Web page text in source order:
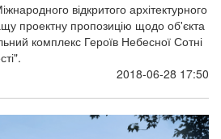
відкритого архітектурного
проектну пропозицію щодо об'єкта
комплекс Героїв Небесної Сотні
2018-06-28 17:50